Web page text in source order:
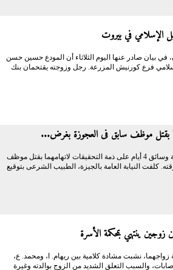
الإسلامي في بيروت
بيان صادر عنها اليوم الثلاثاء أن المودع حسين حسن
فرع كورنيش المزرعة. رجل وزوجته يقتحمان بنك
قررت النيابة العامة بالجيزة حبس خادمة وسائق 4 أيام على ذمة التحقيقات لاتهامهما بقتل موظف
كلفت النيابة العامة بالجيزة، الطبيب الشرعى بتوقيع
ينتهي بمحكمة الأسرة
نشبت مشادة كلامية بين ريهام. ا، ومحمد. ع،
والسبب التعلق الشديد من الزوج بوالدته وغيرة